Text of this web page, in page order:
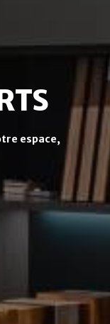
espace,